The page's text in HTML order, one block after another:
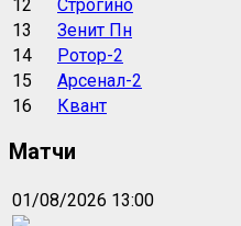
12
Строгино
13
Зенит Пн
14
Ротор-2
15
Арсенал-2
16
Квант
Матчи
01/08/2026 13:00